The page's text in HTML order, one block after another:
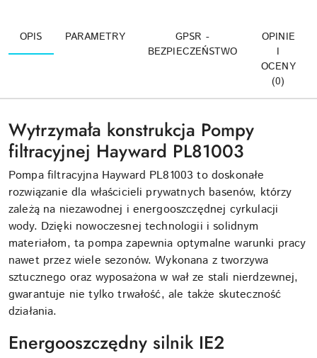
OPIS PARAMETRY
GPSR -
BEZPIECZEŃSTWO
OPINIE
I
OCENY
(0)
Wytrzymała konstrukcja Pompy
filtracyjnej Hayward PL81003
Pompa filtracyjna Hayward PL81003 to doskonałe
rozwiązanie dla właścicieli prywatnych basenów, którzy
zależą na niezawodnej i energooszczędnej cyrkulacji
wody. Dzięki nowoczesnej technologii i solidnym
materiałom, ta pompa zapewnia optymalne warunki pracy
nawet przez wiele sezonów. Wykonana z tworzywa
sztucznego oraz wyposażona w wał ze stali nierdzewnej,
gwarantuje nie tylko trwałość, ale także skuteczność
działania.
Energooszczędny silnik IE2